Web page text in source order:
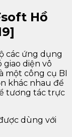
Hồ
các ứng dụng
giao diện vô
một công cụ BI
khác nhau để
tương tác trực
dùng với